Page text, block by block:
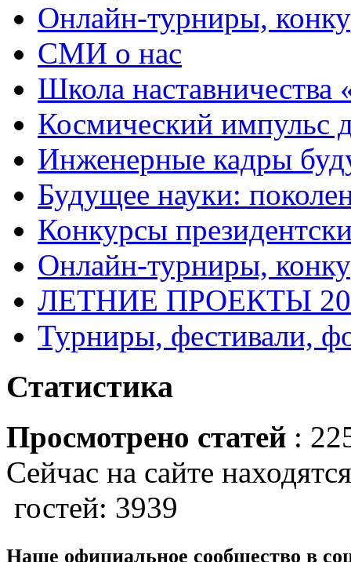
Онлайн-турниры,
СМИ о нас
Школа
Космический импульс
Инженерные кадры
Будущее науки:
Конкурсы
Онлайн-турниры,
ЛЕТНИЕ ПРОЕКТЫ
Турниры, фестивали,
Статистика
Просмотрено статей :
Сейчас на сайте
гостей: 3939
Наше официальное сообщество в